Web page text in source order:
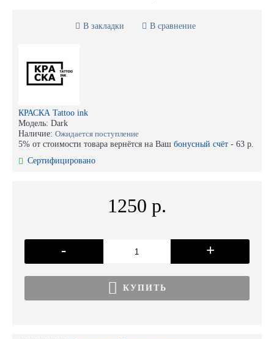
В закладки В сравнение
КРАСКА Tattoo ink
Модель: Dark
Наличие: Ожидается поступление
5% от стоимости товара вернётся на Ваш бонусный счёт - 63 р.
Сертифицировано
1250 р.
- +
КУПИТЬ